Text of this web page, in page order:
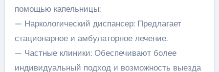
помощью капельницы:
— Наркологический диспансер: Предлагает
стационарное и амбулаторное лечение.
— Частные клиники: Обеспечивают более
индивидуальный подход и возможность выезда